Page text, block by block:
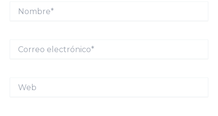
Nombre*
electrónico*